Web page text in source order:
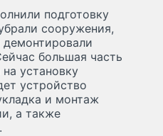
подготовку
сооружения,
большая часть
установку
устройство
и монтаж
а также